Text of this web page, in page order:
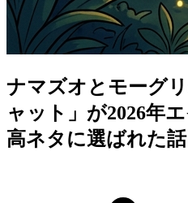
ナマズオとモーグ
ャット」が2026年
高ネタに選ばれた話